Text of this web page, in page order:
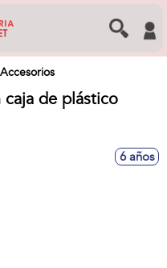
Accesorios
de plástico
6 años